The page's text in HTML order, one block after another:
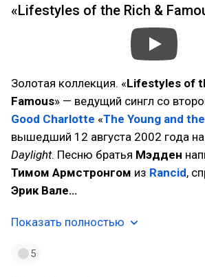
«Lifestyles of the Rich &
Золотая коллекция. «Lifestyles of
Famous» — ведущий сингл со
Good Charlotte «The Young and
вышедший 12 августа 2002 года
Daylight. Песню братья Мэдден
Тимом Армстронгом из Rancid,
Эрик Вале…
Показать полностью
5